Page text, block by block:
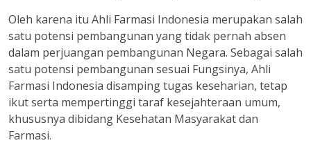
Oleh karena itu Ahli Farmasi Indonesia merupakan salah
satu potensi pembangunan yang tidak pernah absen
dalam perjuangan pembangunan Negara. Sebagai salah
satu potensi pembangunan sesuai Fungsinya, Ahli
Farmasi Indonesia disamping tugas keseharian, tetap
ikut serta mempertinggi taraf kesejahteraan umum,
khususnya dibidang Kesehatan Masyarakat dan
Farmasi.